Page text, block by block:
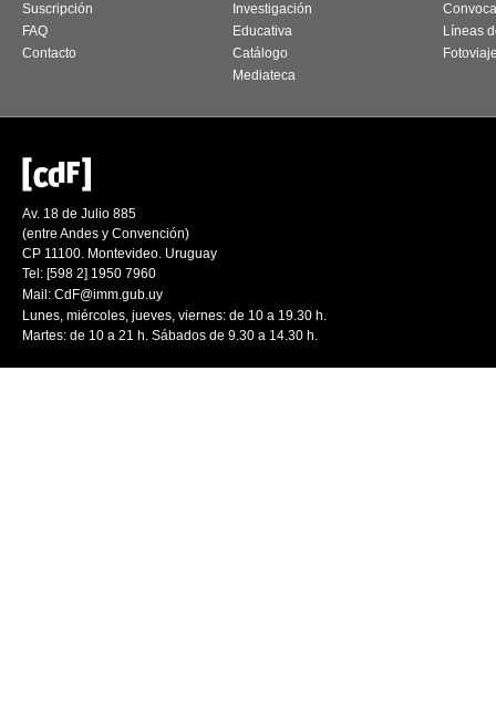
Suscripción
FAQ
Contacto
Investigación
Educativa
Catálogo
Mediateca
Líneas
Av. 18 de Julio 885
(entre Andes y Convención)
CP 11100. Montevideo. Uruguay
Tel: [598 2] 1950 7960
Mail: CdF@imm.gub.uy
Lunes, miércoles, jueves, viernes: de 10 a 19.30 h.
Martes: de 10 a 21 h. Sábados de 9.30 a 14.30 h.